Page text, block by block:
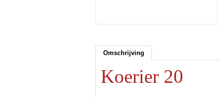
Omschrijving
Koerier 20